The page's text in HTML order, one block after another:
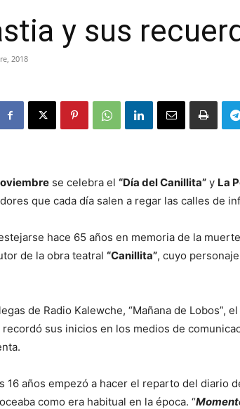
y sus
2018
se celebra el “Día del Canillita” y La
que cada día salen a regar las calles de
hace 65 años en memoria de la
de la obra teatral “Canillita”, cuyo
de Radio Kalewche, “Mañana de Lobos”,
recordó sus inicios en los medios de
16 años empezó a hacer el reparto del diario
como era habitual en la época. “